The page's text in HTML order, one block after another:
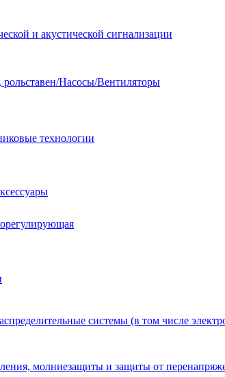
и акустической сигнализации
рольставен/Насосы/Вентиляторы
технологии
системы (в том числе
молниезащиты и защиты от